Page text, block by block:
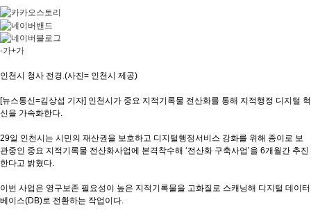
-가+가
인천시 청사 전경.(사진= 인천시 제공)
[뉴스통신=김상섭 기자] 인천시가 중요 지적기록물 전산화를 통해 지적행정 디지털 혁
신을 가속화한다.
29일 인천시는 시민의 재산권을 보호하고 디지털행정서비스 강화를 위해 종이로 보
관중인 중요 지적기록물 전산화사업에 본격착수해 ‘전산화 구축사업’을 6개월간 추진
한다고 밝혔다.
이번 사업은 영구보존 필요성이 높은 지적기록물을 고화질로 스캐닝해 디지털 데이터
베이스(DB)로 전환하는 작업이다.